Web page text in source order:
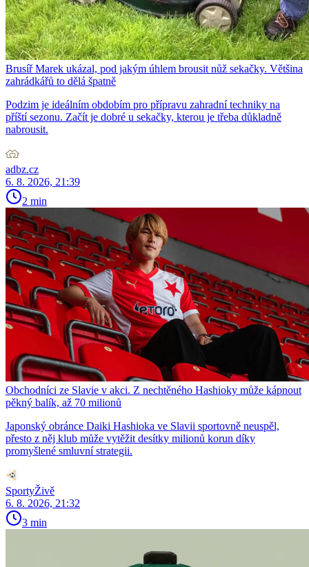
Brusíř Marek ukázal, pod jakým úhlem brousit nůž sekačky. Většina
zahrádkářů to dělá špatně
Podzim je ideálním obdobím pro přípravu zahradní techniky na
příští sezonu. Začít je dobré u sekačky, kterou je třeba důkladně
nabrousit.
adbz.cz
6. 8. 2026, 21:39
2 min
Obchodníci ze Slavie v akci. Z nechtěného Hashioky může kápnout
pěkný balík, až 70 milionů
Japonský obránce Daiki Hashioka ve Slavii sportovně neuspěl,
přesto z něj klub může vytěžit desítky milionů korun díky
promyšlené smluvní strategii.
SportyŽivě
6. 8. 2026, 21:32
3 min